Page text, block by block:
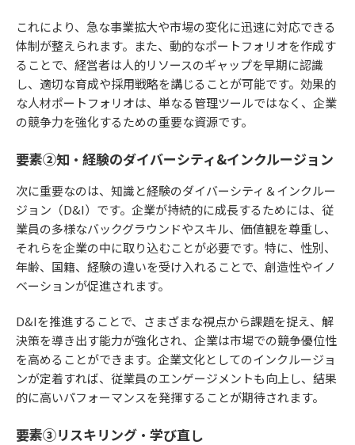
これにより、急な事業拡大や市場の変化に迅速に対応できる
体制が整えられます。また、動的なポートフォリオを作成す
ることで、経営者は人的リソースのギャップを早期に認識
し、適切な育成や採用戦略を講じることが可能です。効果的
な人材ポートフォリオは、単なる管理ツールではなく、企業
の競争力を強化するための重要な資源です。
要素②知・経験のダイバーシティ&インクルージョン
次に重要なのは、知識と経験のダイバーシティ＆インクルー
ジョン（D&I）です。企業が持続的に成長するためには、従
業員の多様なバックグラウンドやスキル、価値観を尊重し、
それらを企業の中に取り込むことが必要です。特に、性別、
年齢、国籍、経験の違いを受け入れることで、創造性やイノ
ベーションが促進されます。
D&Iを推進することで、さまざまな視点から課題を捉え、解
決策を導き出す能力が強化され、企業は市場での競争優位性
を高めることができます。企業文化としてのインクルージョ
ンが定着すれば、従業員のエンゲージメントも向上し、結果
的に高いパフォーマンスを発揮することが期待されます。
要素③リスキリング・学び直し